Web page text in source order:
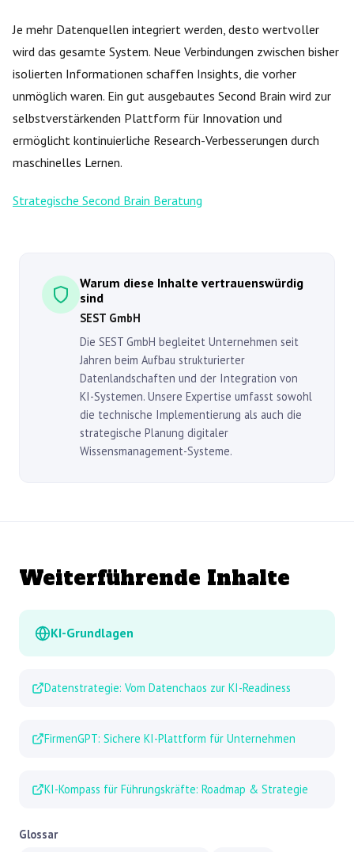
Je mehr Datenquellen integriert werden, desto wertvoller
wird das gesamte System. Neue Verbindungen zwischen bisher
isolierten Informationen schaffen Insights, die vorher
unmöglich waren. Ein gut ausgebautes Second Brain wird zur
selbstverstärkenden Plattform für Innovation und
ermöglicht kontinuierliche Research-Verbesserungen durch
maschinelles Lernen.
Strategische Second Brain Beratung
Warum diese Inhalte vertrauenswürdig
sind
SEST GmbH
Die SEST GmbH begleitet Unternehmen seit
Jahren beim Aufbau strukturierter
Datenlandschaften und der Integration von
KI-Systemen. Unsere Expertise umfasst sowohl
die technische Implementierung als auch die
strategische Planung digitaler
Wissensmanagement-Systeme.
Weiterführende Inhalte
KI-Grundlagen
Datenstrategie: Vom Datenchaos zur KI-Readiness
FirmenGPT: Sichere KI-Plattform für Unternehmen
KI-Kompass für Führungskräfte: Roadmap & Strategie
Glossar